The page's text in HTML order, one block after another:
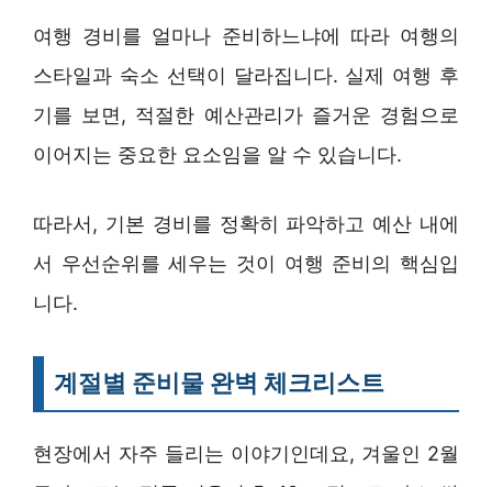
여행 경비를 얼마나 준비하느냐에 따라 여행의
스타일과 숙소 선택이 달라집니다. 실제 여행 후
기를 보면, 적절한 예산관리가 즐거운 경험으로
이어지는 중요한 요소임을 알 수 있습니다.
따라서, 기본 경비를 정확히 파악하고 예산 내에
서 우선순위를 세우는 것이 여행 준비의 핵심입
니다.
계절별 준비물 완벽 체크리스트
현장에서 자주 들리는 이야기인데요, 겨울인 2월